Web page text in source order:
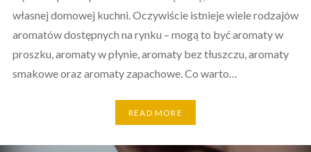
własnej domowej kuchni. Oczywiście istnieje wiele rodzajów
aromatów dostępnych na rynku – mogą to być aromaty w
proszku, aromaty w płynie, aromaty bez tłuszczu, aromaty
smakowe oraz aromaty zapachowe. Co warto…
READ MORE